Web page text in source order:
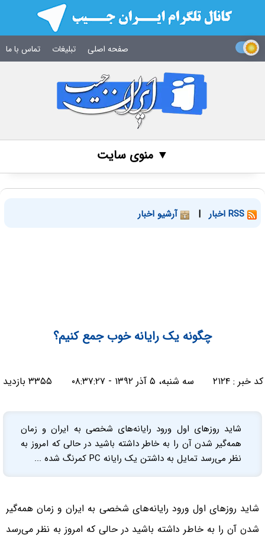
صفحه اصلی تبلیغات تماس با ما
▼ منوی سایت
| آرشیو اخبار
چگونه یک رایانه خوب جمع کنیم؟
کد خبر :۲۱۲۴ سه شنبه، ۵ آذر ۱۳۹۲ - ۰۸:۳۷:۲۷ ۳۳۵۵ بازدید
شاید روزهای اول ورود رایانه‌های شخصی به ایران و زمان
همه‌گیر شدن آن را به خاطر داشته باشید در حالی که امروز به
نظر می‌رسد تمایل به داشتن یک رایانه PC کمرنگ شده ...
شاید روزهای اول ورود رایانه‌های شخصی به ایران و زمان همه‌گیر
شدن آن را به خاطر داشته باشید در حالی که امروز به نظر می‌رسد